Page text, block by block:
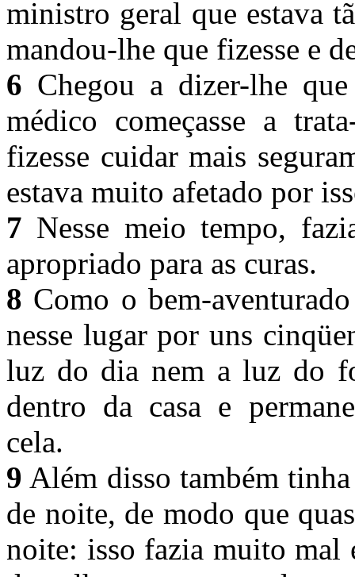
ministro geral que estava
mandou-lhe que fizesse e
6 Chegou a dizer-lhe
médico começasse a
fizesse cuidar mais
estava muito afetado por
7 Nesse meio tempo,
apropriado para as curas.
8 Como o bem-
nesse lugar por uns
luz do dia nem a luz do
dentro da casa e
cela.
9 Além disso também
de noite, de modo que
noite: isso fazia muito mal